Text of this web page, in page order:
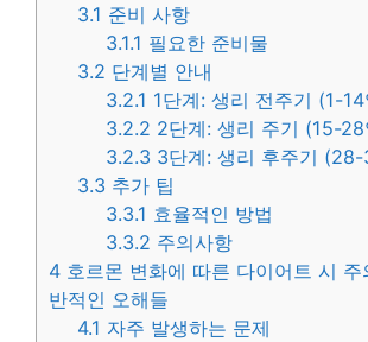
3.1 준비 사항
3.1.1 필요한 준비물
3.2 단계별 안내
3.2.1 1단계: 생리 전주기 (1-14
3.2.2 2단계: 생리 주기 (15-28
3.2.3 3단계: 생리 후주기 (28-
3.3 추가 팁
3.3.1 효율적인 방법
3.3.2 주의사항
4 호르몬 변화에 따른 다이어트 시 주
반적인 오해들
4.1 자주 발생하는 문제